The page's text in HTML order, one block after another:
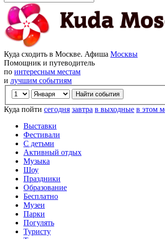
Куда сходить в Москве. Афиша Москвы
Помощник и путеводитель
по интересным местам
и лучшим событиям
Куда пойти сегодня завтра в выходные в этом
Выставки
Фестивали
С детьми
Активный отдых
Музыка
Шоу
Праздники
Образование
Бесплатно
Музеи
Парки
Погулять
Туристу